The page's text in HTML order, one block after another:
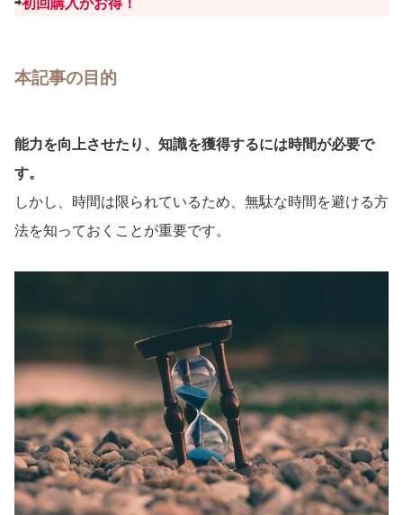
本記事の目的
能力を向上させたり、知識を獲得するには時間が必要で
す。
しかし、時間は限られているため、無駄な時間を避ける方
法を知っておくことが重要です。